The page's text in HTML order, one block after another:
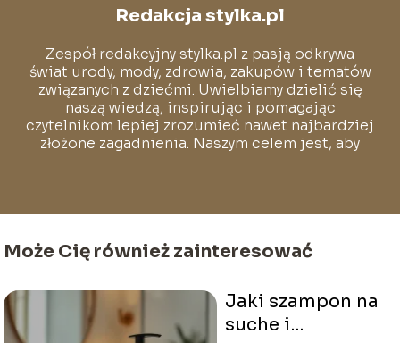
Redakcja stylka.pl
Zespół redakcyjny stylka.pl z pasją odkrywa
świat urody, mody, zdrowia, zakupów i tematów
związanych z dziećmi. Uwielbiamy dzielić się
naszą wiedzą, inspirując i pomagając
czytelnikom lepiej zrozumieć nawet najbardziej
złożone zagadnienia. Naszym celem jest, aby
Może Cię również zainteresować
Jaki szampon na
suche i